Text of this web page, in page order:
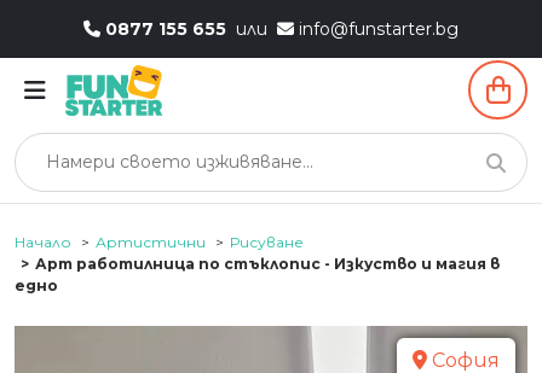
0877 155 655 или info@funstarter.bg
Начало Артистични
Рисуване
Арт работилница по стъклопис - Изкуство и магия в
едно
София